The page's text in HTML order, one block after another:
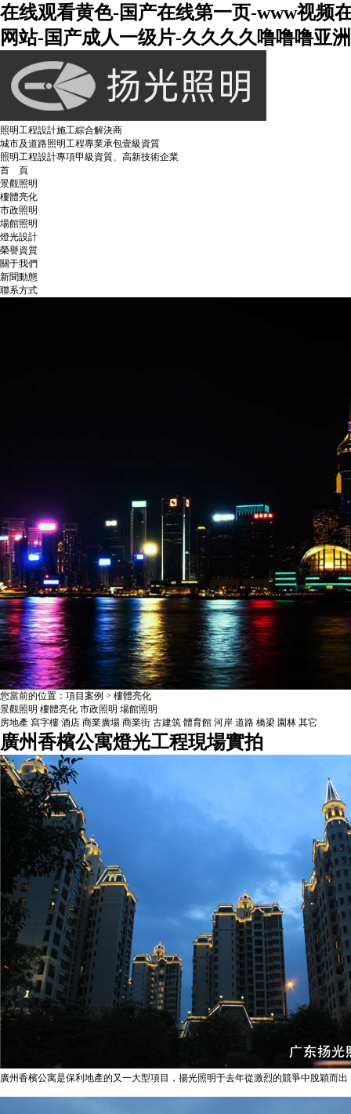
在线观看黄色-国产在线第一页-www视频
网站-国产成人一级片-久久久久噜噜噜亚
照明工程設計施工綜合解決商
城市及道路照明工程專業承包壹級資質
照明工程設計專項甲級資質、高新技術企業
首 頁
景觀照明
樓體亮化
市政照明
場館照明
燈光設計
榮譽資質
關于我們
新聞動態
聯系方式
您當前的位置：項目案例 > 樓體亮化
景觀照明 樓體亮化 市政照明 場館照明
房地產 寫字樓 酒店 商業廣場 商業街 古建筑 體育館 河岸 道路 橋梁 園林 其它
廣州香檳公寓燈光工程現場實拍
廣州香檳公寓是保利地產的又一大型項目，揚光照明于去年從激烈的競爭中脫穎而出